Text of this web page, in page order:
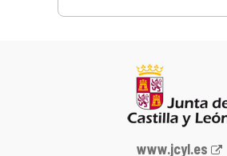
Portal
www.jcyl.es